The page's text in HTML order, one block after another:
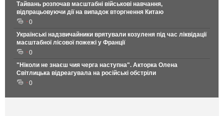
Тайвань розпочав масштабні військові навчання,
відпрацьовуючи дії на випадок вторгнення Китаю
0
Українські надзвичайники врятували козуленя під час ліквідації
масштабної лісової пожежі у Франції
0
"Ніколи не знаєш чия черга наступна". Акторка Олена
Світлицька відреагувала на російські обстріли
0